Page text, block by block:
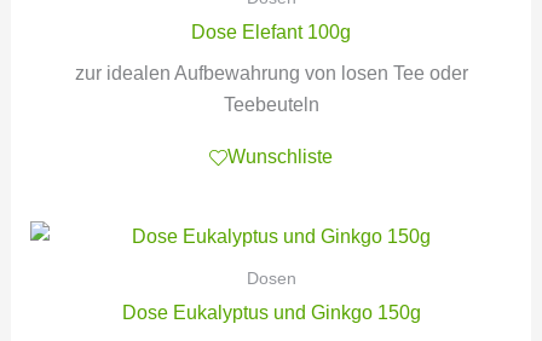
Dose Elefant 100g
zur idealen Aufbewahrung von losen Tee oder
Teebeuteln
Wunschliste
Dosen
Dose Eukalyptus und Ginkgo 150g